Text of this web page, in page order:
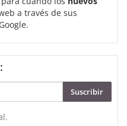
a través de sus
Suscribir